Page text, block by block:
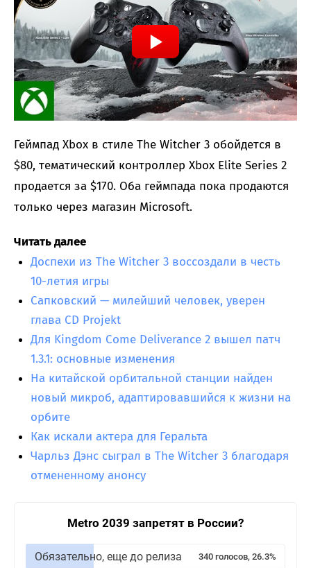
Геймпад Xbox в стиле The Witcher 3 обойдется в
$80, тематический контроллер Xbox Elite Series 2
продается за $170. Оба геймпада пока продаются
только через магазин Microsoft.
Читать далее
Доспехи из The Witcher 3 воссоздали в честь
10-летия игры
Сапковский — милейший человек, уверен
глава CD Projekt
Для Kingdom Come Deliverance 2 вышел патч
1.3.1: основные изменения
На китайской орбитальной станции найден
новый микроб, адаптировавшийся к жизни на
орбите
Как искали актера для Геральта
Чарльз Дэнс сыграл в The Witcher 3 благодаря
отмененному анонсу
Metro 2039 запретят в России?
Обязательно, еще до релиза 340 голосов, 26.3%